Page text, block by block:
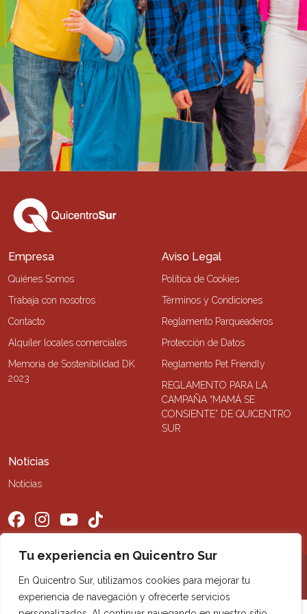
Tu experiencia en Quicentro Sur
En Quicentro Sur, utilizamos cookies para mejorar tu
experiencia de navegación y ofrecerte servicios
Empresa
Quiénes Somos
Trabaja con nosotros
Contacto
Alquiler locales comerciales
Memoria de Sostenibilidad DK
2023
Aviso Legal
Política de Cookies
Términos y Condiciones
Reglamento Parqueaderos
Protección de Datos
Reglamento Pet Friendly
REGLAMENTO PARA LA
CAMPAÑA “MAMÁ SE
CONSIENTE” DE QUICENTRO
SUR
Noticias
Noticias
©2026 Quicentro Sur. Todos los derechos reservados